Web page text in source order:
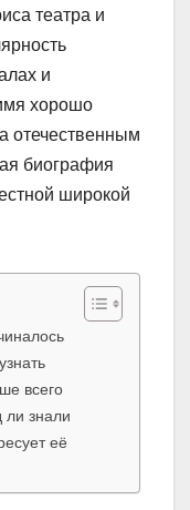
театра и
и
хорошо
отечественным
биография
широкой
всего
ли знали
её